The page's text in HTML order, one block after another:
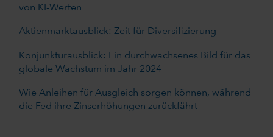
von KI-Werten
Aktienmarktausblick: Zeit für Diversifizierung
Konjunkturausblick: Ein durchwachsenes Bild für das
globale Wachstum im Jahr 2024
Wie Anleihen für Ausgleich sorgen können, während
die Fed ihre Zinserhöhungen zurückfährt